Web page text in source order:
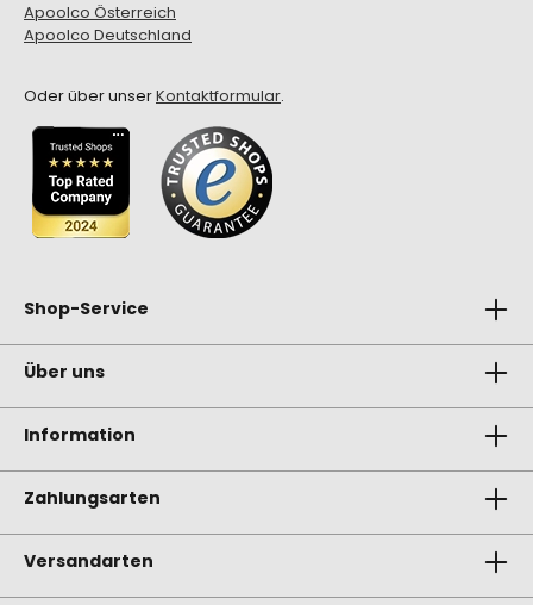
Apoolco Österreich
Apoolco Deutschland
Oder über unserKontaktformular.
Shop-Service
Über uns
Information
Zahlungsarten
Versandarten